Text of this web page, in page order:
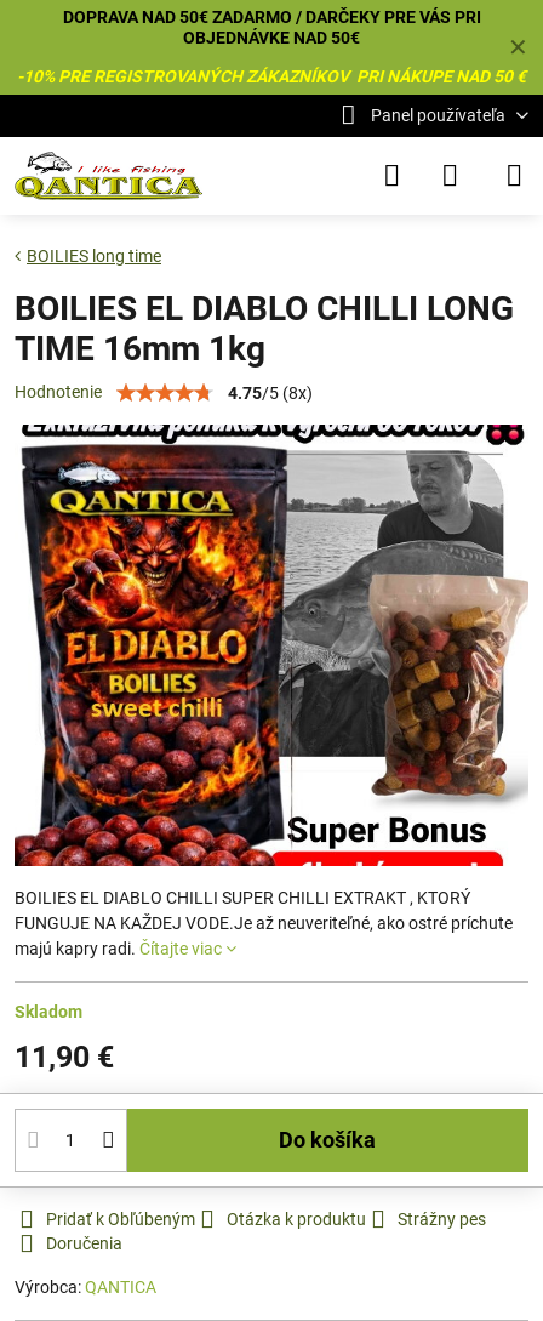
✕
DOPRAVA NAD 50€ ZADARMO / DARČEKY PRE VÁS PRI
OBJEDNÁVKE NAD 50€
-10% PRE REGISTROVANÝCH ZÁKAZNÍKOV PRI NÁKUPE NAD 50 €
Panel používateľa
BOILIES long time
BOILIES EL DIABLO CHILLI LONG
TIME 16mm 1kg
Hodnotenie 4.75/5 (8x)
BOILIES EL DIABLO CHILLI SUPER CHILLI EXTRAKT , KTORÝ
FUNGUJE NA KAŽDEJ VODE.Je až neuveriteľné, ako ostré príchute
majú kapry radi. Čítajte viac
Skladom
11,90 €
Do košíka
Pridať k Obľúbeným Otázka k produktu
Strážny pes
Doručenia
Výrobca:QANTICA